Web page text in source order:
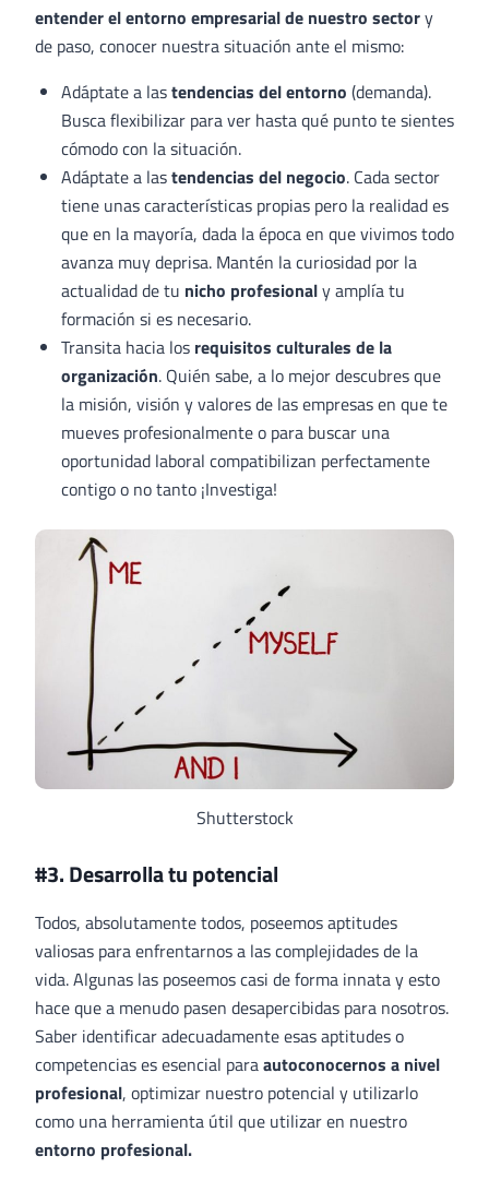
entender el entorno empresarial de nuestro sectory
de paso, conocer nuestra situación ante el mismo:
Adáptate a lastendencias del entorno (demanda).
Busca flexibilizar para ver hasta qué punto te sientes
cómodo con la situación.
Adáptate a lastendencias del negocio. Cada sector
tiene unas características propias pero la realidad es
que en la mayoría, dada la época en que vivimos todo
avanza muy deprisa. Mantén la curiosidad por la
actualidad de tu nicho profesionaly amplía tu
formación si es necesario.
Transita hacia los requisitos culturales de la
organización. Quién sabe, a lo mejor descubres que
la misión, visión y valores de las empresas en que te
mueves profesionalmente o para buscar una
oportunidad laboral compatibilizan perfectamente
contigo o no tanto ¡Investiga!
Shutterstock
#3. Desarrolla tu potencial
Todos, absolutamente todos, poseemos aptitudes
valiosas para enfrentarnos a las complejidades de la
vida. Algunas las poseemos casi de forma innata y esto
hace que a menudo pasen desapercibidas para nosotros.
Saber identificar adecuadamente esas aptitudes o
competencias es esencial paraautoconocernos a nivel
profesional, optimizar nuestro potencial y utilizarlo
como una herramienta útil que utilizar en nuestro
entorno profesional.